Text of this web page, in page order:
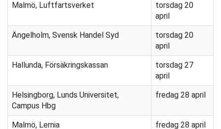
Malmö, Luftfartsverket
torsdag 20
april
Ängelholm, Svensk Handel Syd
torsdag 20
april
Hallunda, Försäkringskassan
torsdag 27
april
Helsingborg, Lunds Universitet,
Campus Hbg
fredag 28 april
Malmö, Lernia fredag 28 april